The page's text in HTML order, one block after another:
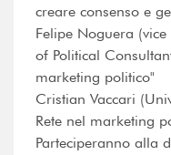
creare consenso e
Felipe Noguera
of Political
marketing politico"
Cristian Vaccari
Rete nel marketing
Parteciperanno alla